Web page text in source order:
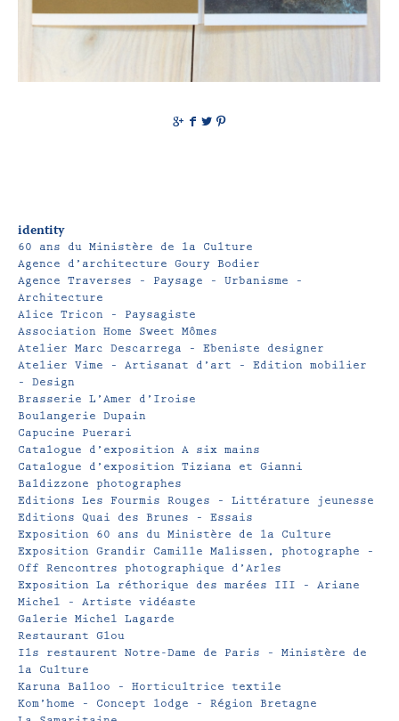
g f t p
identity
60 ans du Ministère de la Culture
Agence d’architecture Goury Bodier
Agence Traverses – Paysage – Urbanisme –
Architecture
Alice Tricon – Paysagiste
Association Home Sweet Mômes
Atelier Marc Descarrega – Ebeniste designer
Atelier Vime – Artisanat d’art – Edition mobilier
– Design
Brasserie L’Amer d’Iroise
Boulangerie Dupain
Capucine Puerari
Catalogue d’exposition A six mains
Catalogue d’exposition Tiziana et Gianni
Baldizzone photographes
Editions Les Fourmis Rouges – Littérature jeunesse
Editions Quai des Brunes – Essais
Exposition 60 ans du Ministère de la Culture
Exposition Grandir Camille Malissen, photographe –
Off Rencontres photographique d’Arles
Exposition La réthorique des marées III – Ariane
Michel – Artiste vidéaste
Galerie Michel Lagarde
Restaurant Glou
Ils restaurent Notre-Dame de Paris – Ministère de
la Culture
Karuna Balloo – Horticultrice textile
Kom’home – Concept lodge – Région Bretagne